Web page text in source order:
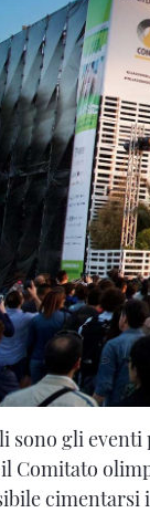
sono gli
Comitato
cimentarsi